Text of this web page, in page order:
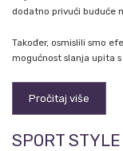
dodatno privući buduće
Također, osmislili smo
mogućnost slanja upita
Pročitaj više
SPORT